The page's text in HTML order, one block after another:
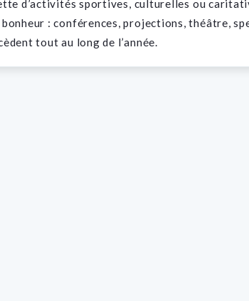
d’activités sportives, culturelles ou
bonheur : conférences, projections, théâtre,
tout au long de l’année.